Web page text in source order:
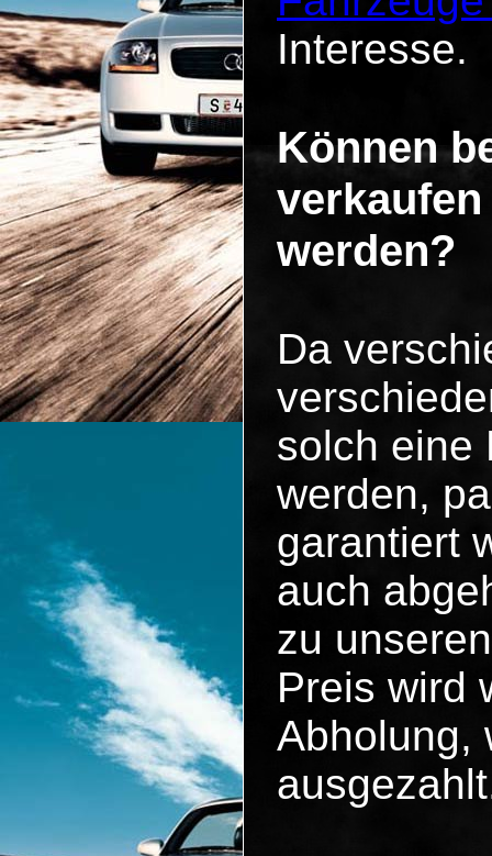
Interesse.
Können
werden?
Da
solch eine
werden,
garantiert
auch
zu
Preis wird
Abholung,